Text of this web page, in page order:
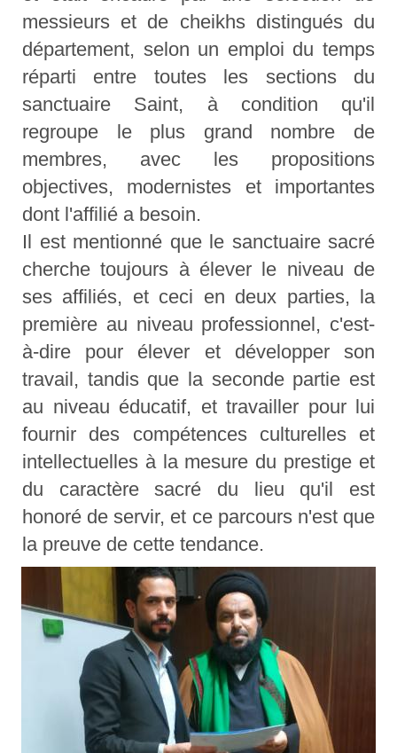
messieurs et de cheikhs distingués du
département, selon un emploi du temps
réparti entre toutes les sections du
sanctuaire Saint, à condition qu'il
regroupe le plus grand nombre de
membres, avec les propositions
objectives, modernistes et importantes
dont l'affilié a besoin.
Il est mentionné que le sanctuaire sacré
cherche toujours à élever le niveau de
ses affiliés, et ceci en deux parties, la
première au niveau professionnel, c'est-
à-dire pour élever et développer son
travail, tandis que la seconde partie est
au niveau éducatif, et travailler pour lui
fournir des compétences culturelles et
intellectuelles à la mesure du prestige et
du caractère sacré du lieu qu'il est
honoré de servir, et ce parcours n'est que
la preuve de cette tendance.